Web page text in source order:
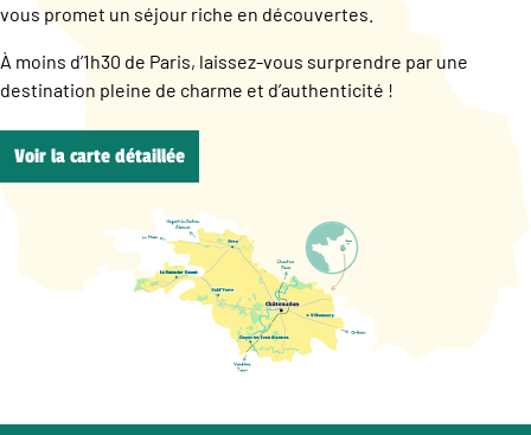
vous promet un séjour riche en découvertes.
À moins d’1h30 de Paris, laissez-vous surprendre par une
destination pleine de charme et d’authenticité !
Voir la carte détaillée